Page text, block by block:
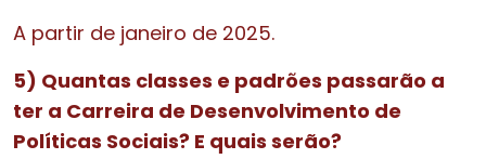
A partir de janeiro de 2025.
5) Quantas classes e padrões passarão a
ter a Carreira de Desenvolvimento de
Políticas Sociais? E quais serão?